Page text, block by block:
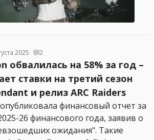
2025 2
обвалилась на 58% за год –
ставки на третий сезон
и релиз ARC Raiders
финансовый отчет за
26 финансового года, заявив о
ожидания". Такие